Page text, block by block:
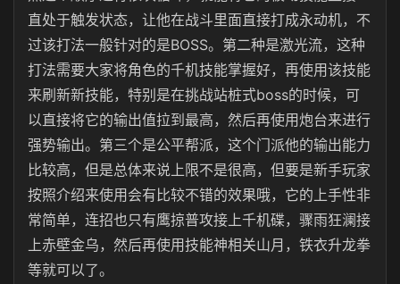
直处于触发状态，让他在战斗里面直接打成永动机，不
过该打法一般针对的是BOSS。第二种是激光流，这种
打法需要大家将角色的千机技能掌握好，再使用该技能
来刷新新技能，特别是在挑战站桩式boss的时候，可
以直接将它的输出值拉到最高，然后再使用炮台来进行
强势输出。第三个是公平帮派，这个门派他的输出能力
比较高，但是总体来说上限不是很高，但要是新手玩家
按照介绍来使用会有比较不错的效果哦，它的上手性非
常简单，连招也只有鹰掠普攻接上千机碟，骤雨狂澜接
上赤壁金乌，然后再使用技能神相关山月，铁衣升龙拳
等就可以了。